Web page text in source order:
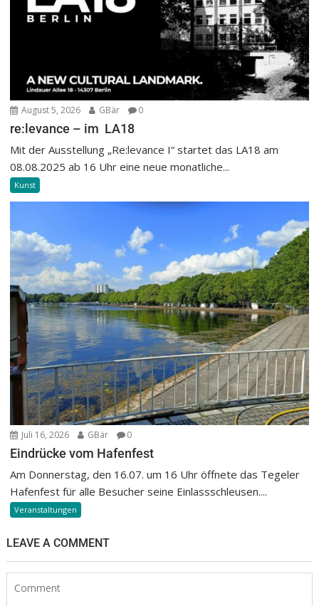
August 5, 2026 GBär 0
re:levance – im LA18
Mit der Ausstellung „Re:levance I“ startet das LA18 am
08.08.2025 ab 16 Uhr eine neue monatliche...
Kunst
Juli 16, 2026 GBär 0
Eindrücke vom Hafenfest
Am Donnerstag, den 16.07. um 16 Uhr öffnete das Tegeler
Hafenfest für alle Besucher seine Einlassschleusen....
Veranstaltungen
LEAVE A COMMENT